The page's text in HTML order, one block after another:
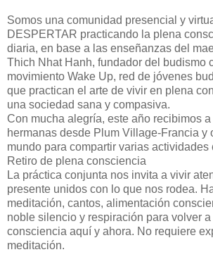
Somos una comunidad presencial y
DESPERTAR practicando la plena
diaria, en base a las enseñanzas del
Thich Nhat Hanh, fundador del budismo
movimiento Wake Up, red de jóvenes
que practican el arte de vivir en plena
una sociedad sana y compasiva.
Con mucha alegría, este año recibimos
hermanas desde Plum Village-Francia y
mundo para compartir varias actividades
Retiro de plena consciencia
La práctica conjunta nos invita a vivir
presente unidos con lo que nos rodea.
meditación, cantos, alimentación
noble silencio y respiración para volver
consciencia aquí y ahora. No requiere
meditación.